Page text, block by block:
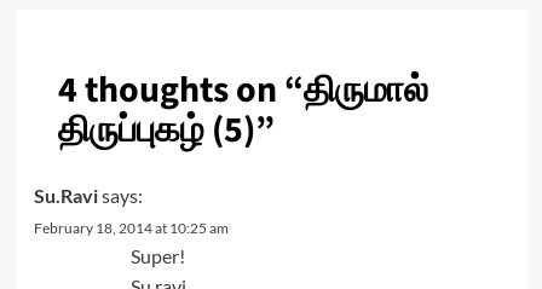
4 thoughts on “திருமால்
திருப்புகழ் (5)”
Su.Ravisays:
February 18, 2014 at 10:25 am
Super!